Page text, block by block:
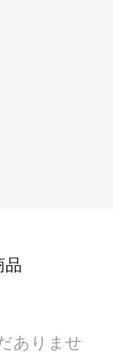
品
ありませ